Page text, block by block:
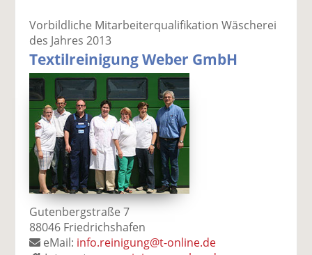
Vorbildliche Mitarbeiterqualifikation Wäscherei
des Jahres 2013
Textilreinigung Weber GmbH
Gutenbergstraße 7
88046 Friedrichshafen
eMail: info.reinigung@t-online.de